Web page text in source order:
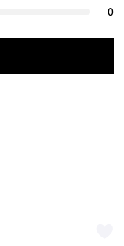
0